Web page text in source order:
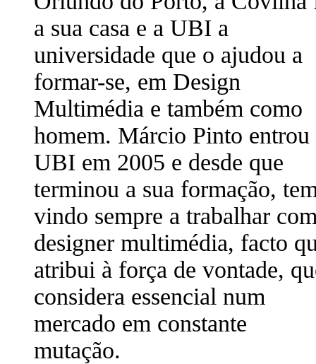
a sua casa e a UBI a
universidade que o ajudou a
formar-se, em Design
Multimédia e também como
homem. Márcio Pinto entrou
UBI em 2005 e desde que
terminou a sua formação,
vindo sempre a trabalhar
designer multimédia, facto
atribui à força de vontade,
considera essencial num
mercado em constante
mutação.